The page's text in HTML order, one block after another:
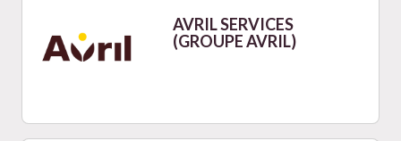
AVRIL SERVICES
(GROUPE AVRIL)